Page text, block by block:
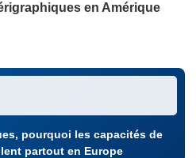
en Amérique
pourquoi les capacités de
partout en Europe